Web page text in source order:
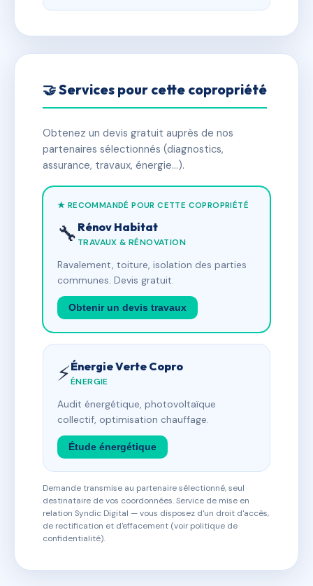
🤝 Services pour cette copropriété
Obtenez un devis gratuit auprès de nos
partenaires sélectionnés (diagnostics,
assurance, travaux, énergie…).
★ RECOMMANDÉ POUR CETTE COPROPRIÉTÉ
🔧 Rénov Habitat
TRAVAUX & RÉNOVATION
Ravalement, toiture, isolation des parties
communes. Devis gratuit.
Obtenir un devis travaux
⚡Énergie Verte Copro
ÉNERGIE
Audit énergétique, photovoltaïque
collectif, optimisation chauffage.
Étude énergétique
Demande transmise au partenaire sélectionné, seul
destinataire de vos coordonnées. Service de mise en
relation Syndic Digital — vous disposez d'un droit d'accès,
de rectification et d'effacement (voir politique de
confidentialité).